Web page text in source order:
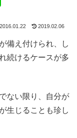
2016.01.22 2019.02.06
備え付けられ、し
続けるケースが多
ない限り、自分が
生じることも珍し